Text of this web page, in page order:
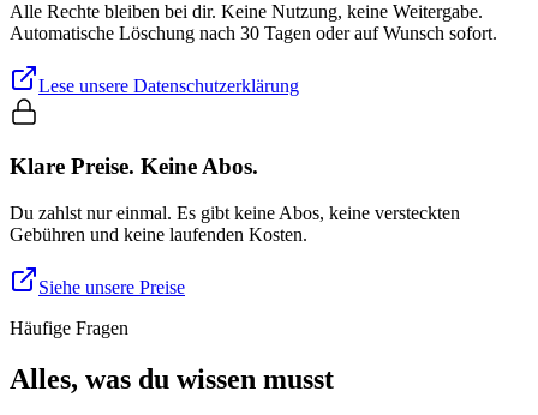
Alle Rechte bleiben bei dir. Keine Nutzung, keine Weitergabe.
Automatische Löschung nach 30 Tagen oder auf Wunsch sofort.
Lese unsere Datenschutzerklärung
Klare Preise. Keine Abos.
Du zahlst nur einmal. Es gibt keine Abos, keine versteckten
Gebühren und keine laufenden Kosten.
Siehe unsere Preise
Häufige Fragen
Alles, was du wissen musst